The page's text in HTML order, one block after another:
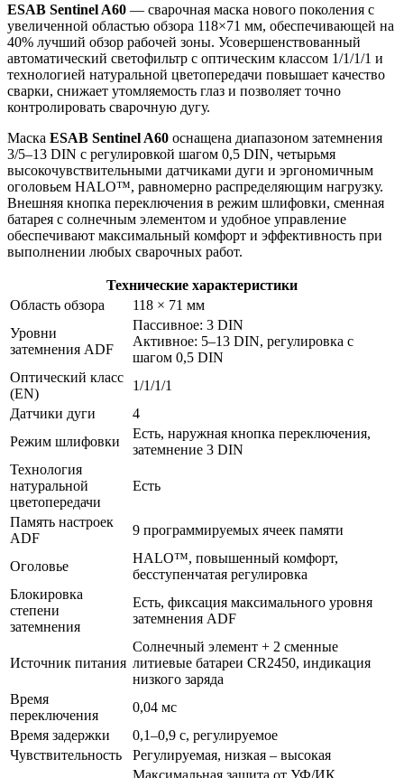
ESAB Sentinel A60 — сварочная маска нового поколения с
увеличенной областью обзора 118×71 мм, обеспечивающей на
40% лучший обзор рабочей зоны. Усовершенствованный
автоматический светофильтр с оптическим классом 1/1/1/1 и
технологией натуральной цветопередачи повышает качество
сварки, снижает утомляемость глаз и позволяет точно
контролировать сварочную дугу.
Маска ESAB Sentinel A60 оснащена диапазоном затемнения
3/5–13 DIN с регулировкой шагом 0,5 DIN, четырьмя
высокочувствительными датчиками дуги и эргономичным
оголовьем HALO™, равномерно распределяющим нагрузку.
Внешняя кнопка переключения в режим шлифовки, сменная
батарея с солнечным элементом и удобное управление
обеспечивают максимальный комфорт и эффективность при
выполнении любых сварочных работ.
Технические характеристики
Область обзора
118 × 71 мм
Уровни
затемнения ADF
Пассивное: 3 DIN
Активное: 5–13 DIN, регулировка с
шагом 0,5 DIN
Оптический класс
(EN)
1/1/1/1
Датчики дуги
4
Режим шлифовки
Есть, наружная кнопка переключения,
затемнение 3 DIN
Технология
натуральной
цветопередачи
Есть
Память настроек
ADF
9 программируемых ячеек памяти
Оголовье
HALO™, повышенный комфорт,
бесступенчатая регулировка
Блокировка
степени
затемнения
Есть, фиксация максимального уровня
затемнения ADF
Источник питания
Солнечный элемент + 2 сменные
литиевые батареи CR2450, индикация
низкого заряда
Время
переключения
0,04 мс
Время задержки
0,1–0,9 с, регулируемое
Чувствительность
Регулируемая, низкая – высокая
Максимальная защита от УФ/ИК